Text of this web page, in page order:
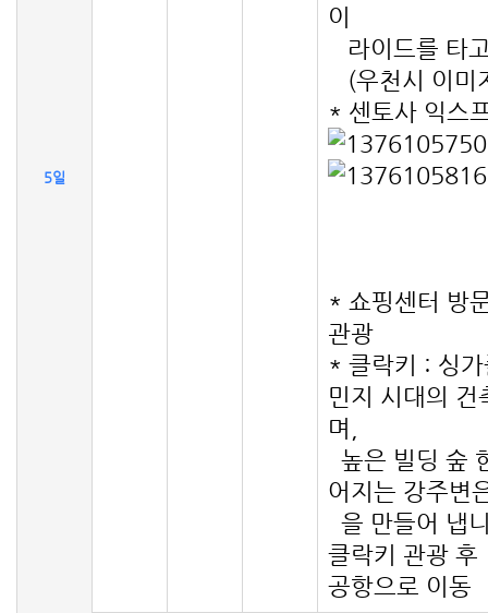
5일
이
라이드를 타
(우천시 이미
* 센토사 익스
* 쇼핑센터 방
관광
* 클락키 : 싱
민지 시대의 건
며,
높은 빌딩 숲
어지는 강주변
을 만들어 냅
클락키 관광 후
공항으로 이동